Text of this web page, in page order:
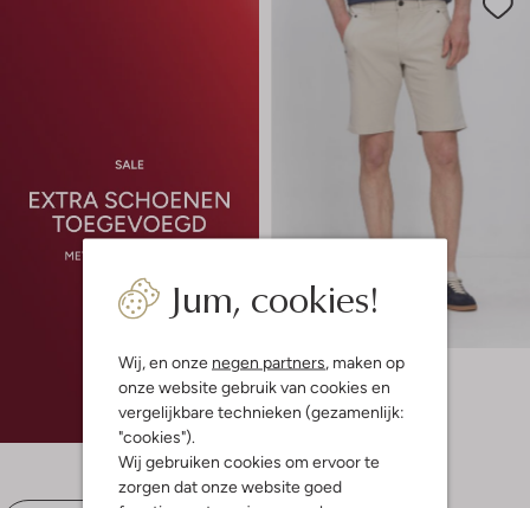
Jum, cookies!
Wij, en onze negen partners, maken op
onze website gebruik van cookies en
vergelijkbare technieken (gezamenlijk:
"cookies").
Wij gebruiken cookies om ervoor te
zorgen dat onze website goed
Pme Legend
Korte broek
€ 79,99 € 63,99